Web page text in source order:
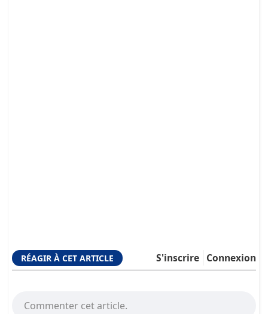
RÉAGIR À CET ARTICLE Connexion
S'inscrire
Commenter cet article.